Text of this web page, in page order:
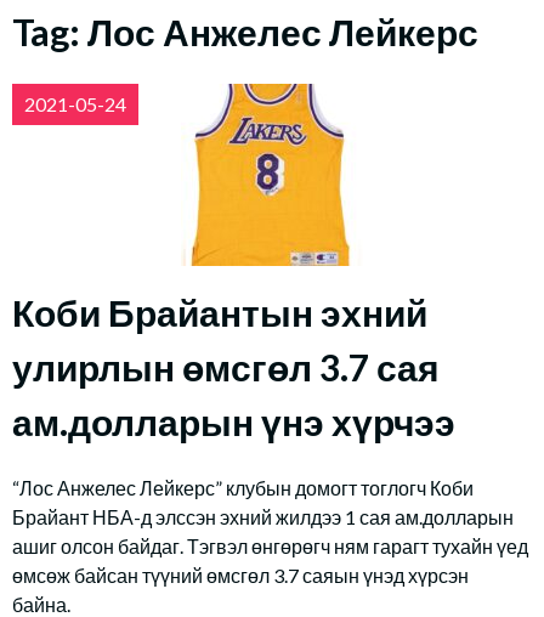
Tag: Лос Анжелес Лейкерс
2021-05-24
Коби Брайантын эхний
улирлын өмсгөл 3.7 сая
ам.долларын үнэ хүрчээ
“Лос Анжелес Лейкерс” клубын домогт тоглогч Коби
Брайант НБА-д элссэн эхний жилдээ 1 сая ам.долларын
ашиг олсон байдаг. Тэгвэл өнгөрөгч ням гарагт тухайн үед
өмсөж байсан түүний өмсгөл 3.7 саяын үнэд хүрсэн
байна.